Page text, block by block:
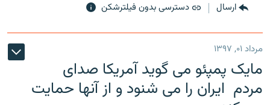
ارسال دسترسی بدون فیلترشکن
مرداد ۰۱, ۱۳۹۷
مایک پمپئو می گوید آمریکا صدای
مردم ایران را می شنود و از آنها حمایت